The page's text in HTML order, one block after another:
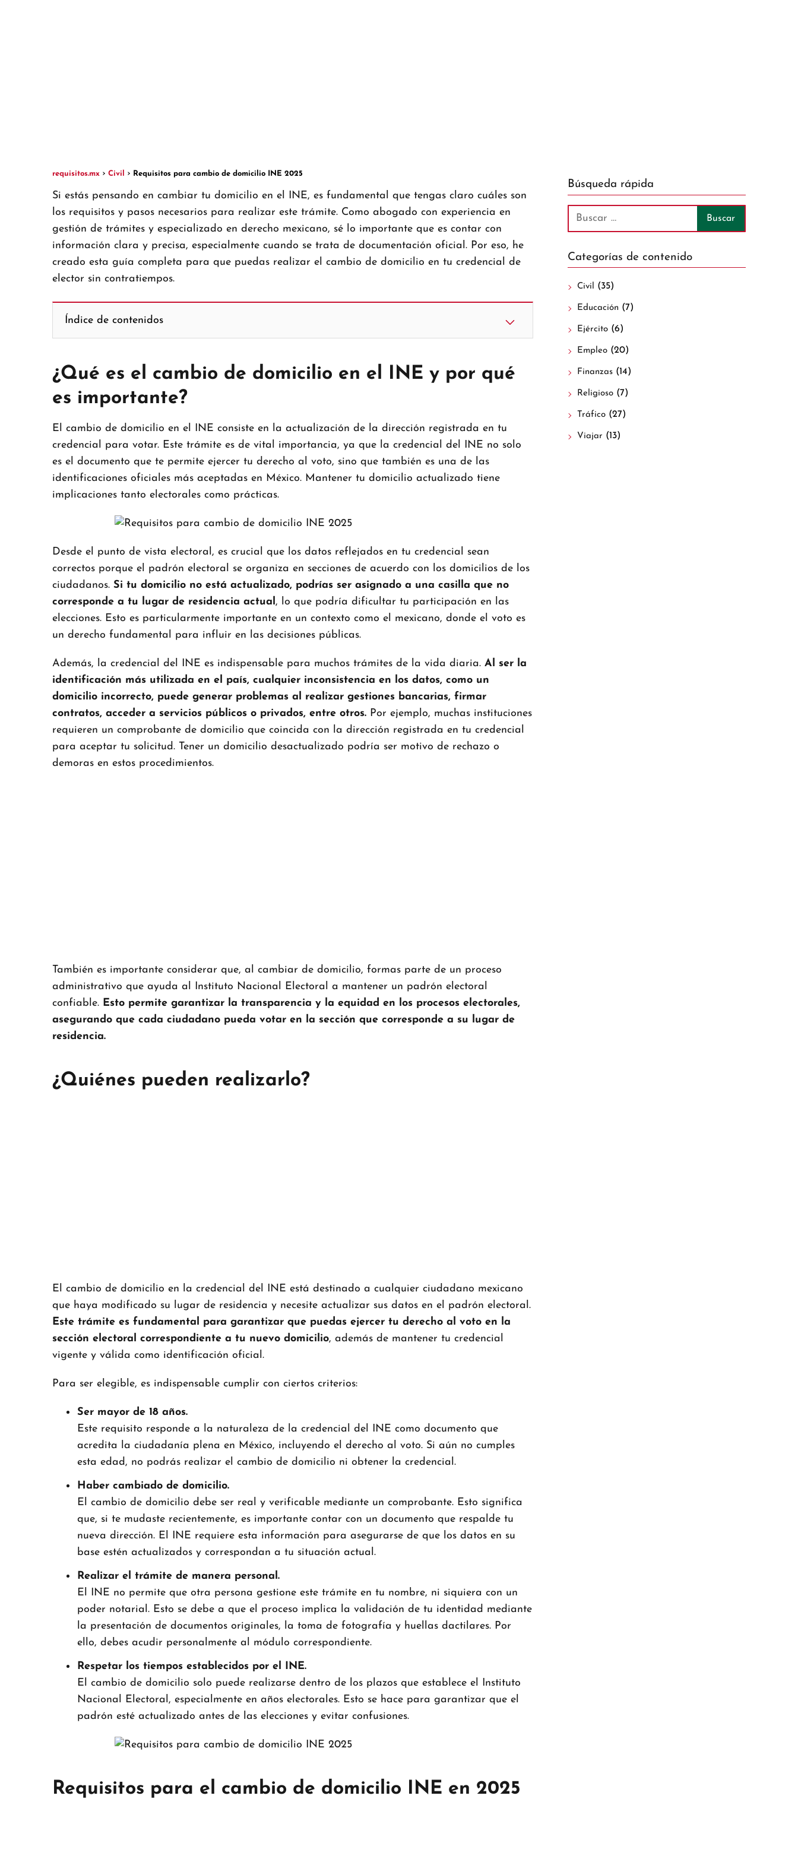
requisitos.mx Civil Requisitos para cambio de domicilio INE 2025
Si estás pensando en cambiar tu domicilio en el INE, es fundamental que tengas claro cuáles son
los requisitos y pasos necesarios para realizar este trámite. Como abogado con experiencia en
gestión de trámites y especializado en derecho mexicano, sé lo importante que es contar con
información clara y precisa, especialmente cuando se trata de documentación oficial. Por eso, he
creado esta guía completa para que puedas realizar el cambio de domicilio en tu credencial de
elector sin contratiempos.
Índice de contenidos
¿Qué es el cambio de domicilio en el INE y por qué
es importante?
El cambio de domicilio en el INE consiste en la actualización de la dirección registrada en tu
credencial para votar. Este trámite es de vital importancia, ya que la credencial del INE no solo
es el documento que te permite ejercer tu derecho al voto, sino que también es una de las
identificaciones oficiales más aceptadas en México. Mantener tu domicilio actualizado tiene
implicaciones tanto electorales como prácticas.
Desde el punto de vista electoral, es crucial que los datos reflejados en tu credencial sean
correctos porque el padrón electoral se organiza en secciones de acuerdo con los domicilios de los
ciudadanos. Si tu domicilio no está actualizado, podrías ser asignado a una casilla que no
corresponde a tu lugar de residencia actual, lo que podría dificultar tu participación en las
elecciones. Esto es particularmente importante en un contexto como el mexicano, donde el voto es
un derecho fundamental para influir en las decisiones públicas.
Además, la credencial del INE es indispensable para muchos trámites de la vida diaria. Al ser la
identificación más utilizada en el país, cualquier inconsistencia en los datos, como un
domicilio incorrecto, puede generar problemas al realizar gestiones bancarias, firmar
contratos, acceder a servicios públicos o privados, entre otros. Por ejemplo, muchas instituciones
requieren un comprobante de domicilio que coincida con la dirección registrada en tu credencial
para aceptar tu solicitud. Tener un domicilio desactualizado podría ser motivo de rechazo o
demoras en estos procedimientos.
También es importante considerar que, al cambiar de domicilio, formas parte de un proceso
administrativo que ayuda al Instituto Nacional Electoral a mantener un padrón electoral
confiable. Esto permite garantizar la transparencia y la equidad en los procesos electorales,
asegurando que cada ciudadano pueda votar en la sección que corresponde a su lugar de
residencia.
¿Quiénes pueden realizarlo?
El cambio de domicilio en la credencial del INE está destinado a cualquier ciudadano mexicano
que haya modificado su lugar de residencia y necesite actualizar sus datos en el padrón electoral.
Este trámite es fundamental para garantizar que puedas ejercer tu derecho al voto en la
sección electoral correspondiente a tu nuevo domicilio, además de mantener tu credencial
vigente y válida como identificación oficial.
Para ser elegible, es indispensable cumplir con ciertos criterios:
Ser mayor de 18 años.
Este requisito responde a la naturaleza de la credencial del INE como documento que
acredita la ciudadanía plena en México, incluyendo el derecho al voto. Si aún no cumples
esta edad, no podrás realizar el cambio de domicilio ni obtener la credencial.
Haber cambiado de domicilio.
El cambio de domicilio debe ser real y verificable mediante un comprobante. Esto significa
que, si te mudaste recientemente, es importante contar con un documento que respalde tu
nueva dirección. El INE requiere esta información para asegurarse de que los datos en su
base estén actualizados y correspondan a tu situación actual.
Realizar el trámite de manera personal.
El INE no permite que otra persona gestione este trámite en tu nombre, ni siquiera con un
poder notarial. Esto se debe a que el proceso implica la validación de tu identidad mediante
la presentación de documentos originales, la toma de fotografía y huellas dactilares. Por
ello, debes acudir personalmente al módulo correspondiente.
Respetar los tiempos establecidos por el INE.
El cambio de domicilio solo puede realizarse dentro de los plazos que establece el Instituto
Nacional Electoral, especialmente en años electorales. Esto se hace para garantizar que el
padrón esté actualizado antes de las elecciones y evitar confusiones.
Requisitos para el cambio de domicilio INE en 2025
Búsqueda rápida
Categorías de contenido
Civil (35)
Educación (7)
Ejército(6)
Empleo(20)
Finanzas(14)
Religioso(7)
Tráfico(27)
Viajar (13)